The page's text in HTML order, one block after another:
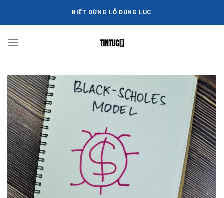
dung
BIẾT DỪNG LỖ ĐÚNG LÚC